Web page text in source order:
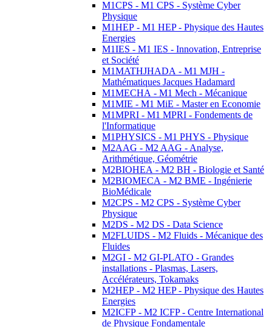
M1CPS - M1 CPS - Système Cyber
Physique
M1HEP - M1 HEP - Physique des Hautes
Energies
M1IES - M1 IES - Innovation, Entreprise
et Société
M1MATHJHADA - M1 MJH -
Mathématiques Jacques Hadamard
M1MECHA - M1 Mech - Mécanique
M1MIE - M1 MiE - Master en Economie
M1MPRI - M1 MPRI - Fondements de
l'Informatique
M1PHYSICS - M1 PHYS - Physique
M2AAG - M2 AAG - Analyse,
Arithmétique, Géométrie
M2BIOHEA - M2 BH - Biologie et Santé
M2BIOMECA - M2 BME - Ingénierie
BioMédicale
M2CPS - M2 CPS - Système Cyber
Physique
M2DS - M2 DS - Data Science
M2FLUIDS - M2 Fluids - Mécanique des
Fluides
M2GI - M2 GI-PLATO - Grandes
installations - Plasmas, Lasers,
Accélérateurs, Tokamaks
M2HEP - M2 HEP - Physique des Hautes
Energies
M2ICFP - M2 ICFP - Centre International
de Physique Fondamentale